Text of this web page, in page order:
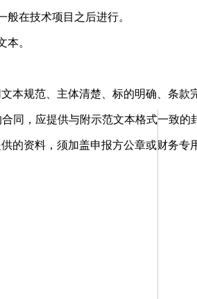
在技术项目之后进行。
本。
本规范、主体清楚、标的明确、条款
同，应提供与附示范文本格式一致的
的资料，须加盖申报方公章或财务专